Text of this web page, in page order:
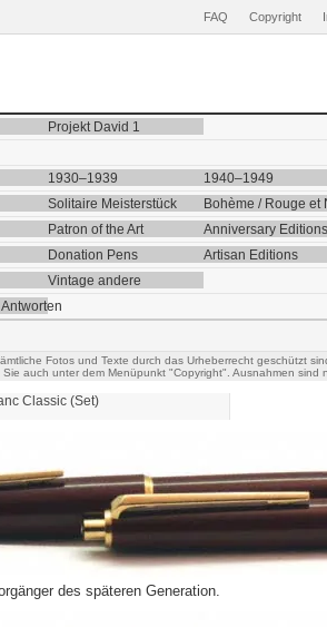
FAQ Copyright
Projekt David 1
1930–1939 1940–1949
Solitaire Meisterstück Bohème / Rouge et
Patron of the Art Anniversary Editions
Donation Pens Artisan Editions
Vintage andere
Fotos und Texte durch das Urheberrecht geschützt
auch unter dem Menüpunkt "Copyright". Ausnahmen
Classic(Set)
des späteren Generation.